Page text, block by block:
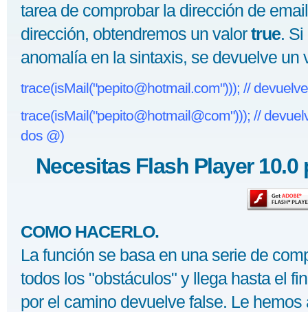
tarea de comprobar la dirección de
dirección, obtendremos un valortrue.
anomalía en la sintaxis, se devuelve un
trace(isMail("pepito@hotmail.com"))); //
trace(isMail("pepito@hotmail@com"))); //
dos @)
Necesitas Flash Player
COMO HACERLO.
La función se basa en una serie de
todos los "obstáculos" y llega hasta el
por el camino devuelve false. Le